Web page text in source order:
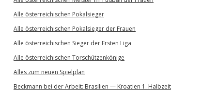
Alle österreichischen Pokalsieger
Alle österreichischen Pokalsieger der Frauen
Alle österreichischen Sieger der Ersten Liga
Alle österreichischen Torschützenkönige
Alles zum neuen Spielplan
Beckmann bei der Arbeit: Brasilien — Kroatien 1. Halbzeit